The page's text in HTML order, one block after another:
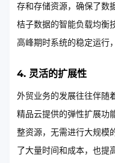
存和存储资源，确保了数
桔子数据的智能负载均衡
高峰期时系统的稳定运行
4. 灵活的扩展性
外贸业务的发展往往伴随
精品云提供的弹性扩展功
整资源，无需进行大规模
了大量时间和成本，也提